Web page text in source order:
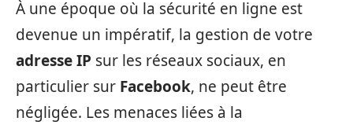
À une époque où la sécurité en ligne est
devenue un impératif, la gestion de votre
adresse IP sur les réseaux sociaux, en
particulier sur Facebook, ne peut être
négligée. Les menaces liées à la